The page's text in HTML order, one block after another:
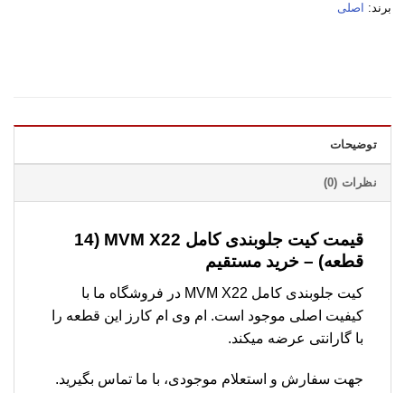
برند: اصلی
توضیحات
نظرات (0)
قیمت کیت جلوبندی کامل MVM X22 (14
قطعه) – خرید مستقیم
کیت جلوبندی کامل MVM X22 در فروشگاه ما با
کیفیت اصلی موجود است. ام وی ام کارز این قطعه را
با گارانتی عرضه میکند.
جهت سفارش و استعلام موجودی، با ما تماس بگیرید.